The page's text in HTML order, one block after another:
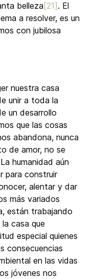
belleza [21] . El
a resolver, es un
con jubilosa
nuestra casa
unir a toda la
un desarrollo
que las cosas
abandona, nunca
de amor, no se
humanidad aún
para construir
alentar y dar
más variados
están trabajando
casa que
especial quienes
consecuencias
en las vidas
jóvenes nos